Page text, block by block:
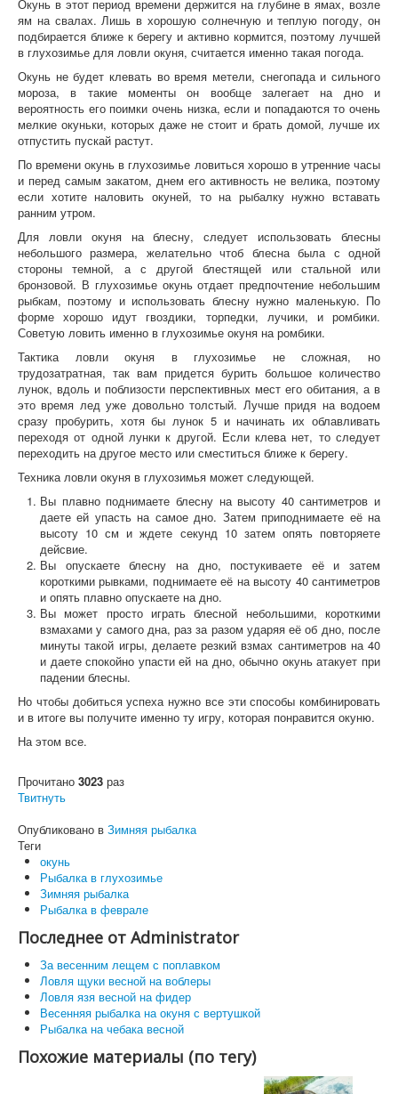
Окунь в этот период времени держится на глубине в ямах, возле
ям на свалах. Лишь в хорошую солнечную и теплую погоду, он
подбирается ближе к берегу и активно кормится, поэтому лучшей
в глухозимье для ловли окуня, считается именно такая погода.
Окунь не будет клевать во время метели, снегопада и сильного
мороза, в такие моменты он вообще залегает на дно и
вероятность его поимки очень низка, если и попадаются то очень
мелкие окуньки, которых даже не стоит и брать домой, лучше их
отпустить пускай растут.
По времени окунь в глухозимье ловиться хорошо в утренние часы
и перед самым закатом, днем его активность не велика, поэтому
если хотите наловить окуней, то на рыбалку нужно вставать
ранним утром.
Для ловли окуня на блесну, следует использовать блесны
небольшого размера, желательно чтоб блесна была с одной
стороны темной, а с другой блестящей или стальной или
бронзовой. В глухозимье окунь отдает предпочтение небольшим
рыбкам, поэтому и использовать блесну нужно маленькую. По
форме хорошо идут гвоздики, торпедки, лучики, и ромбики.
Советую ловить именно в глухозимье окуня на ромбики.
Тактика ловли окуня в глухозимье не сложная, но
трудозатратная, так вам придется бурить большое количество
лунок, вдоль и поблизости перспективных мест его обитания, а в
это время лед уже довольно толстый. Лучше придя на водоем
сразу пробурить, хотя бы лунок 5 и начинать их облавливать
переходя от одной лунки к другой. Если клева нет, то следует
переходить на другое место или сместиться ближе к берегу.
Техника ловли окуня в глухозимья может следующей.
Вы плавно поднимаете блесну на высоту 40 сантиметров и
даете ей упасть на самое дно. Затем приподнимаете её на
высоту 10 см и ждете секунд 10 затем опять повторяете
дейсвие.
Вы опускаете блесну на дно, постукиваете её и затем
короткими рывками, поднимаете её на высоту 40 сантиметров
и опять плавно опускаете на дно.
Вы может просто играть блесной небольшими, короткими
взмахами у самого дна, раз за разом ударяя её об дно, после
минуты такой игры, делаете резкий взмах сантиметров на 40
и даете спокойно упасти ей на дно, обычно окунь атакует при
падении блесны.
Но чтобы добиться успеха нужно все эти способы комбинировать
и в итоге вы получите именно ту игру, которая понравится окуню.
На этом все.
Прочитано 3023 раз
Твитнуть
Опубликовано в Зимняя рыбалка
Теги
окунь
Рыбалка в глухозимье
Зимняя рыбалка
Рыбалка в феврале
Последнее от Administrator
За весенним лещем с поплавком
Ловля щуки весной на воблеры
Ловля язя весной на фидер
Весенняя рыбалка на окуня с вертушкой
Рыбалка на чебака весной
Похожие материалы (по тегу)